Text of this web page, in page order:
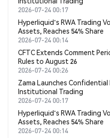
2026-07-24 00:17
Hyperliquid's RWA Trading
Assets, Reaches 54% Share
2026-07-24 00:14
CFTC Extends Comment
Rules to August 26
2026-07-24 00:26
Zama Launches
Institutional Trading
2026-07-24 00:17
Hyperliquid's RWA Trading
Assets, Reaches 54% Share
2026-07-24 00:14